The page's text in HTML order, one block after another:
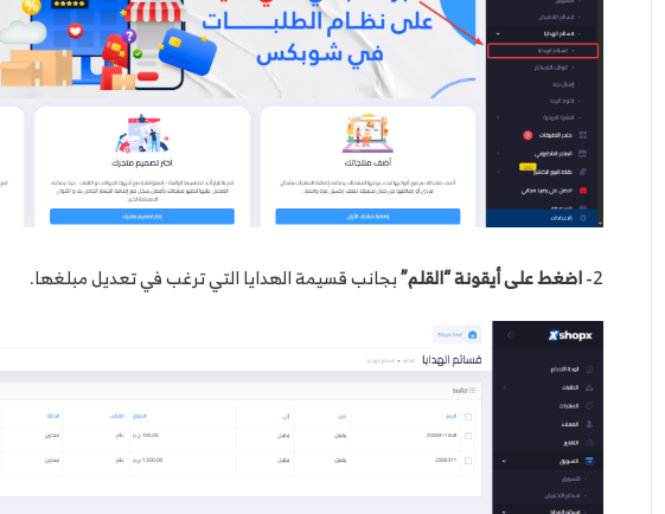
2- اضغط على أيقونة “القلم”بجانب قسيمة الهدايا التي ترغب في تعديل مبلغها.